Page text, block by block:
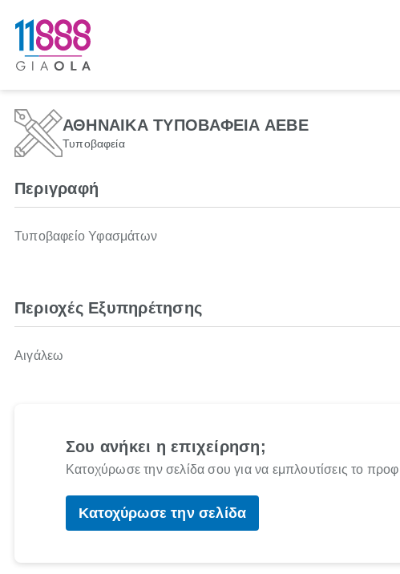
ΑΘΗΝΑΙΚΑ ΤΥΠΟΒΑΦΕΙΑ ΑΕΒΕ
Τυποβαφεία
Περιγραφή
Τυποβαφείο Υφασμάτων
Περιοχές Εξυπηρέτησης
Αιγάλεω
Σου ανήκει η επιχείρηση;
Κατοχύρωσε την σελίδα σου για να εμπλουτίσεις το
Κατοχύρωσε την σελίδα